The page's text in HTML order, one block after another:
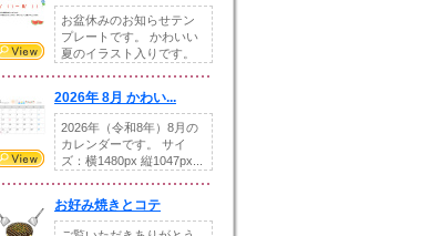
お盆休みのお知らせテン
プレートです。 かわいい
夏のイラスト入りです。
2026年 8月 かわい...
2026年（令和8年）8月の
カレンダーです。 サイ
ズ：横1480px 縦1047px...
お好み焼きとコテ